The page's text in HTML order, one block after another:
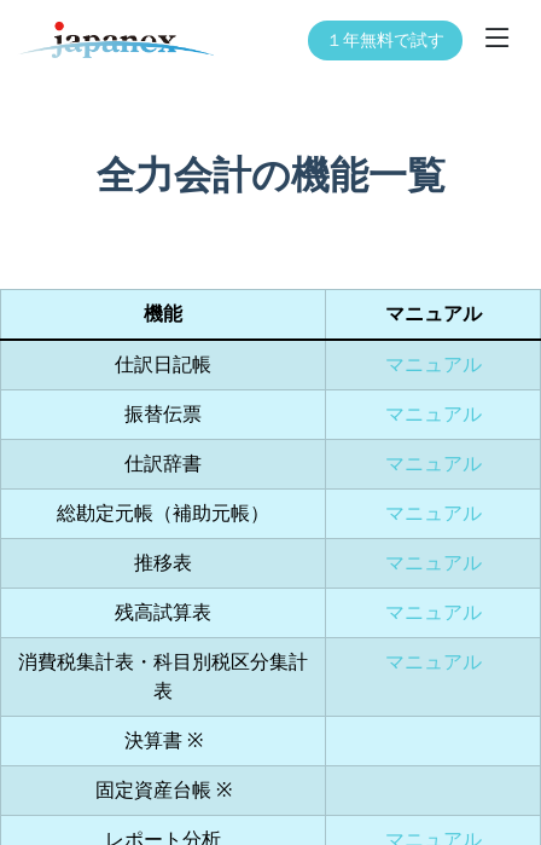
１年無料で試す
全力会計の機能一覧
機能 マニュアル
仕訳日記帳 マニュアル
振替伝票 マニュアル
仕訳辞書 マニュアル
総勘定元帳（補助元帳） マニュアル
推移表 マニュアル
残高試算表 マニュアル
消費税集計表・科目別税区分集計
表
マニュアル
決算書 ※
固定資産台帳 ※
レポート分析 マニュアル